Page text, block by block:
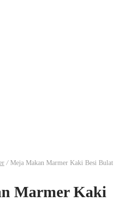
/Meja Makan Marmer Kaki Besi Bulat
Marmer Kaki